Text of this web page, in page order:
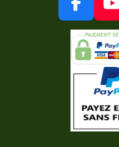
F
a
c
e
b
o
k
o
u
u
b
e